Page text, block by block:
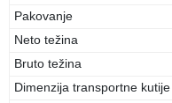
Pakovanje
Neto težina
Bruto težina
Dimenzija transportne kutije